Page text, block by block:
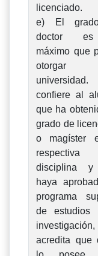
licenciado.
e) El
doctor
máximo que
otorgar
confiere al
que ha
grado de
o magíster
respectiva
disciplina
haya
programa
de estudios
acredita que